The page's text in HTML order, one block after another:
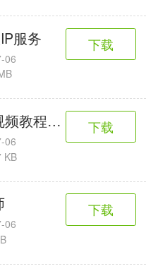
服务
06
下载
教程-10.黑客基础
06
KB
下载
06
下载